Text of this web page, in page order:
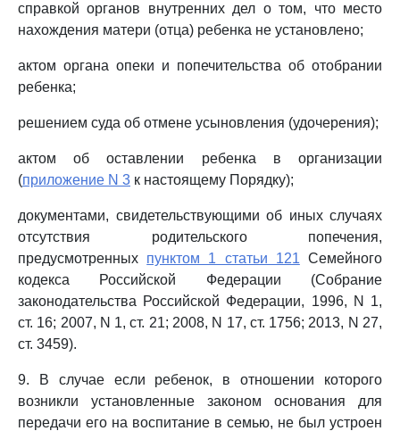
справкой органов внутренних дел о том, что место
нахождения матери (отца) ребенка не установлено;
актом органа опеки и попечительства об отобрании
ребенка;
решением суда об отмене усыновления (удочерения);
актом об оставлении ребенка в организации
(приложение N 3 к настоящему Порядку);
документами, свидетельствующими об иных случаях
отсутствия родительского попечения,
предусмотренных пунктом 1 статьи 121 Семейного
кодекса Российской Федерации (Собрание
законодательства Российской Федерации, 1996, N 1,
ст. 16; 2007, N 1, ст. 21; 2008, N 17, ст. 1756; 2013, N 27,
ст. 3459).
9. В случае если ребенок, в отношении которого
возникли установленные законом основания для
передачи его на воспитание в семью, не был устроен